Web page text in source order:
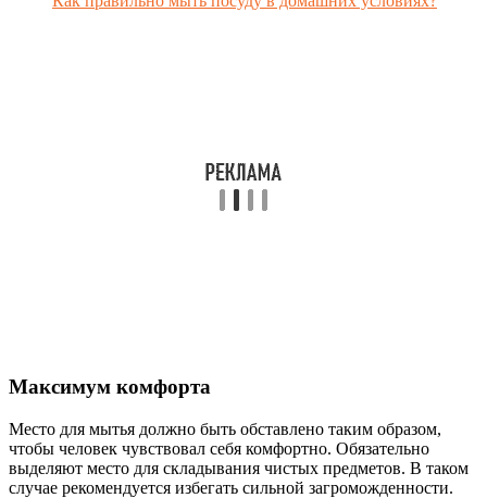
Максимум комфорта
Место для мытья должно быть обставлено таким образом,
чтобы человек чувствовал себя комфортно. Обязательно
выделяют место для складывания чистых предметов. В таком
случае рекомендуется избегать сильной загроможденности.